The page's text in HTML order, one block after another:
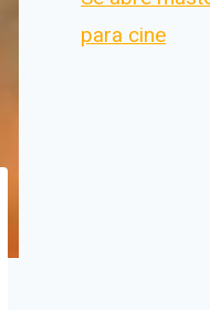
para cine